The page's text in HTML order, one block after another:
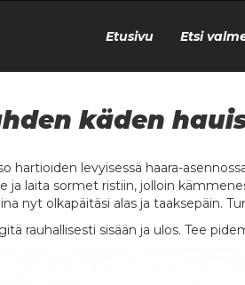
Etusivu Etsi
käden
hartioiden levyisessä haara-
ja laita sormet ristiin, jolloin
nyt olkapäitäsi alas ja taaksepäin.
rauhallisesti sisään ja ulos. Tee